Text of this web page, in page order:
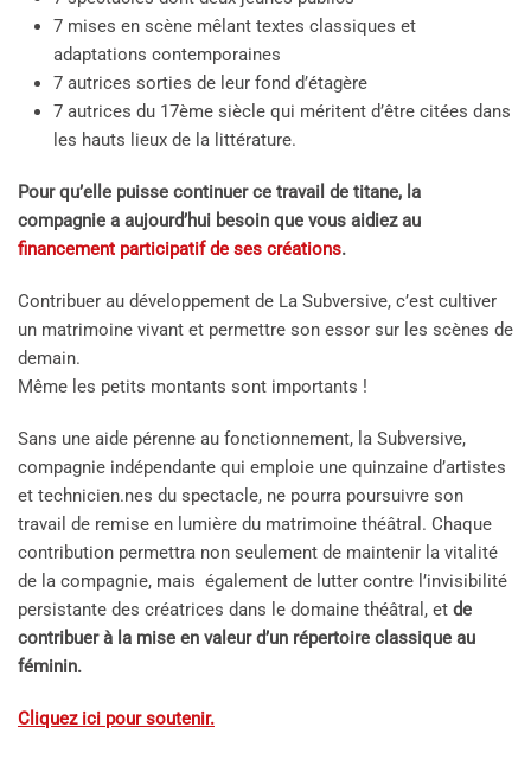
7 mises en scène mêlant textes classiques et
adaptations contemporaines
7 autrices sorties de leur fond d’étagère
7 autrices du 17ème siècle qui méritent d’être citées dans
les hauts lieux de la littérature.
Pour qu’elle puisse continuer ce travail de titane, la
compagnie a aujourd’hui besoin que vous aidiez au
financement participatif de ses créations.
Contribuer au développement de La Subversive, c’est cultiver
un matrimoine vivant et permettre son essor sur les scènes de
demain.
Même les petits montants sont importants !
Sans une aide pérenne au fonctionnement, la Subversive,
compagnie indépendante qui emploie une quinzaine d’artistes
et technicien.nes du spectacle, ne pourra poursuivre son
travail de remise en lumière du matrimoine théâtral. Chaque
contribution permettra non seulement de maintenir la vitalité
de la compagnie, mais également de lutter contre l’invisibilité
persistante des créatrices dans le domaine théâtral, et de
contribuer à la mise en valeur d’un répertoire classique au
féminin.
Cliquez ici pour soutenir.